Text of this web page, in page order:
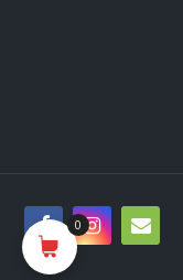
0